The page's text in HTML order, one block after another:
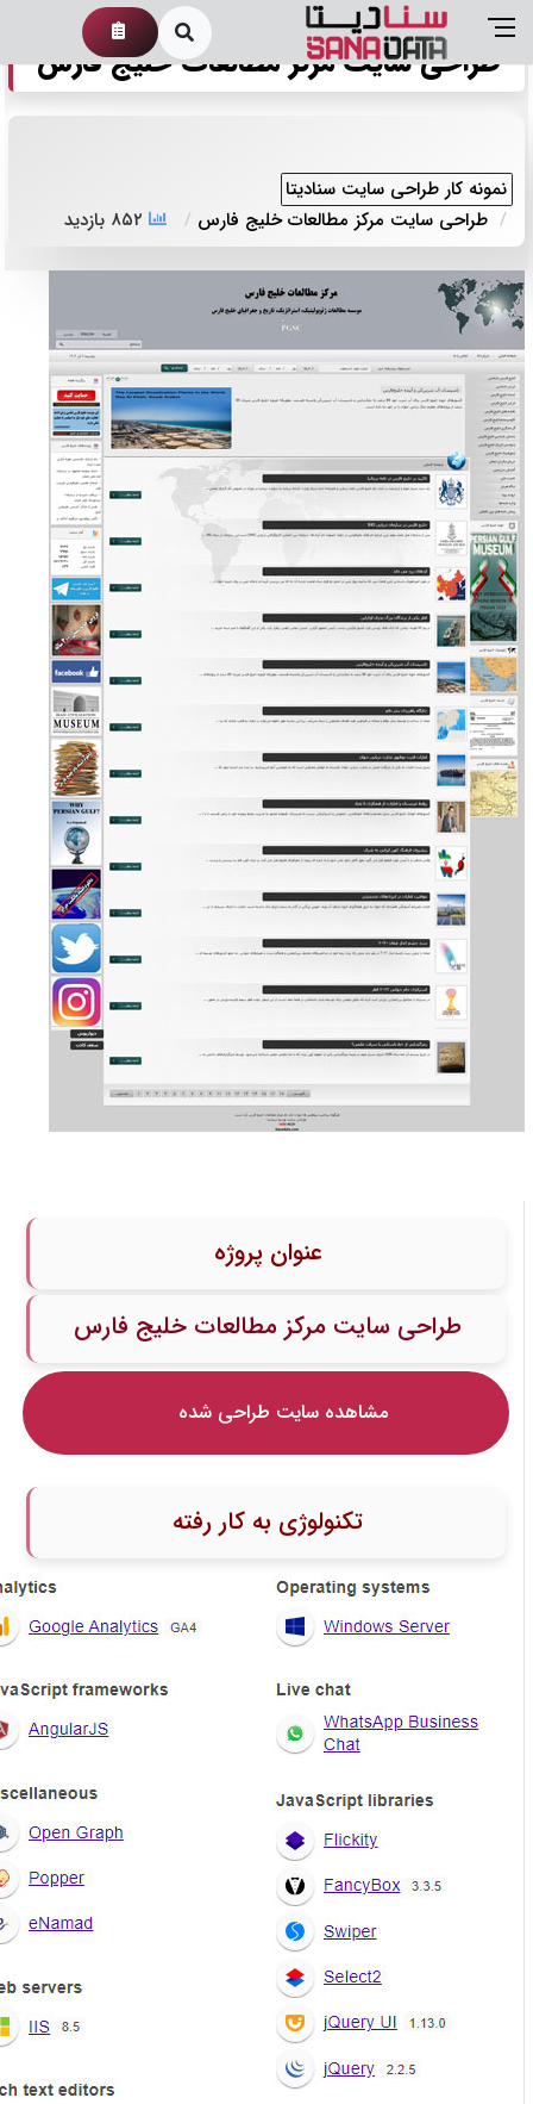
طراحی سایت مرکز مطالعات خلیج فارس
نمونه کار طراحی سایت سنادیتا
طراحی سایت مرکز مطالعات خلیج فارس
۸۵۲ بازدید
عنوان پروژه
طراحی سایت مرکز مطالعات خلیج فارس
مشاهده سایت طراحی شده
تکنولوژی به کار رفته